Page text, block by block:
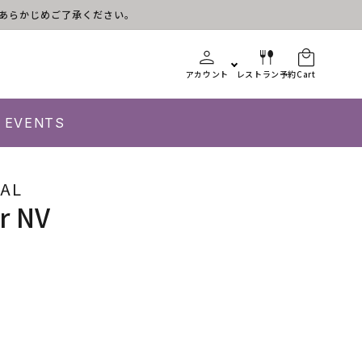
かじめご了承ください。
アカウント レストラン予約Cart
EVENTS
NV